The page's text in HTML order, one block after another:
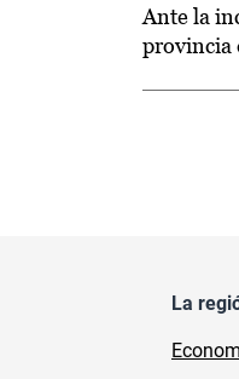
Ante la
provincia
La